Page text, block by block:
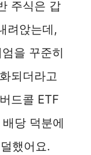
주식은 갑
려앉는데,
을 꾸준히
되더라고
드콜 ETF
당 덕분에
했어요.